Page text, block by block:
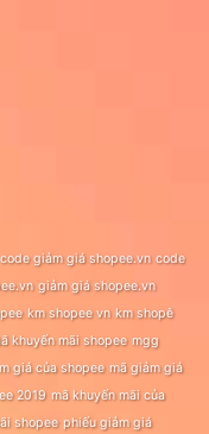
code giảm giá shopee.vn code
giảm giá shopee.vn
km shopee vn km shopê
khuyến mãi shopee mgg
giá của shopee mã giảm giá
2019 mã khuyến mãi của
shopee phiếu giảm giá